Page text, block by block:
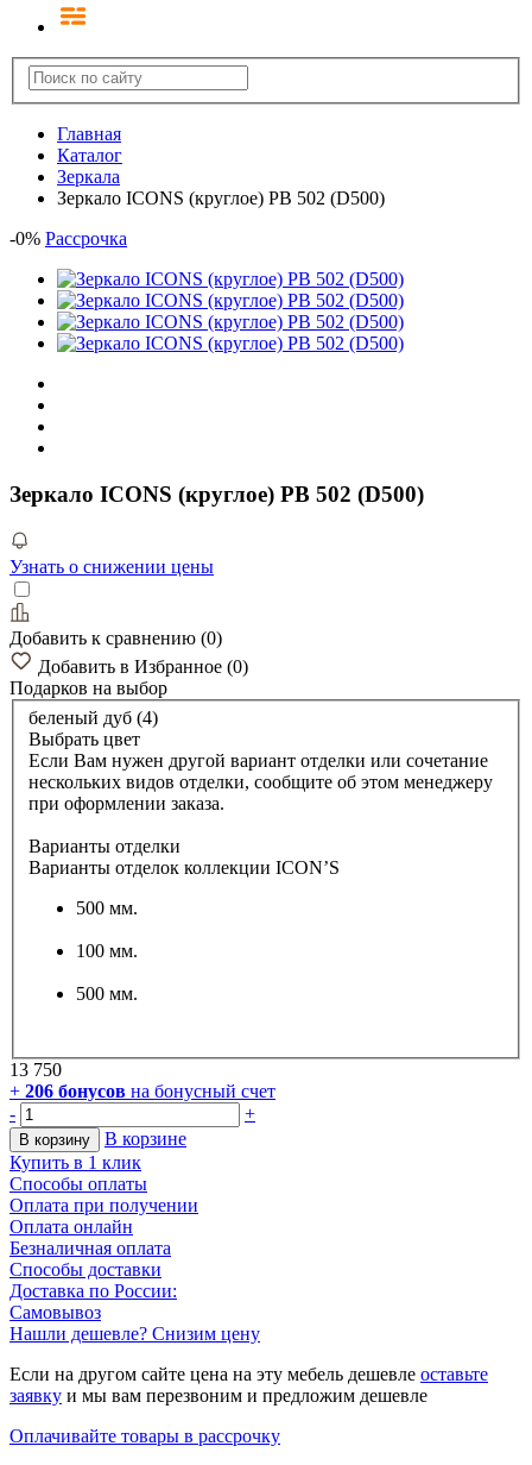
Главная
Каталог
Зеркала
Зеркало ICONS (круглое) РВ 502 (D500)
-0% Рассрочка
Зеркало ICONS (круглое) РВ 502 (D500)
Узнать о снижении цены
Добавить к сравнению (0)
Добавить в Избранное (0)
Подарков на выбор
беленый дуб (4)
Выбрать цвет
Если Вам нужен другой вариант отделки или сочетание
нескольких видов отделки, сообщите об этом менеджеру
при оформлении заказа.
Варианты отделки
Варианты отделок коллекции ICON’S
500 мм.
100 мм.
500 мм.
13 750
+ 206 бонусов на бонусный счет
-
+
В корзину
В корзине
Купить в 1 клик
Способы оплаты
Оплата при получении
Оплата онлайн
Безналичная оплата
Способы доставки
Доставка по России:
Самовывоз
Нашли дешевле? Снизим цену
Если на другом сайте цена на эту мебель дешевле оставьте
заявку и мы вам перезвоним и предложим дешевле
Оплачивайте товары в рассрочку